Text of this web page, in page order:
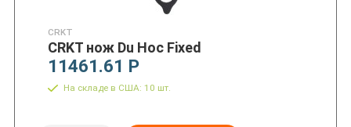
CRKT
CRKT нож Du Hoc Fixed
11461.61 Р
На складе в США: 10 шт.